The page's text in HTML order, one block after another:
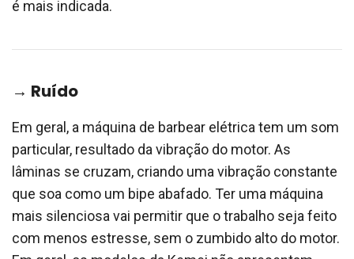
é mais indicada.
→ Ruído
Em geral, a máquina de barbear elétrica tem um som
particular, resultado da vibração do motor. As
lâminas se cruzam, criando uma vibração constante
que soa como um bipe abafado. Ter uma máquina
mais silenciosa vai permitir que o trabalho seja feito
com menos estresse, sem o zumbido alto do motor.